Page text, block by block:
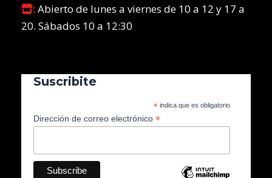
:Abierto de lunes a viernes de 10 a 12 y 17 a
20. Sábados 10 a 12:30
Suscribite
* indica que es obligatorio
Dirección de correo electrónico *